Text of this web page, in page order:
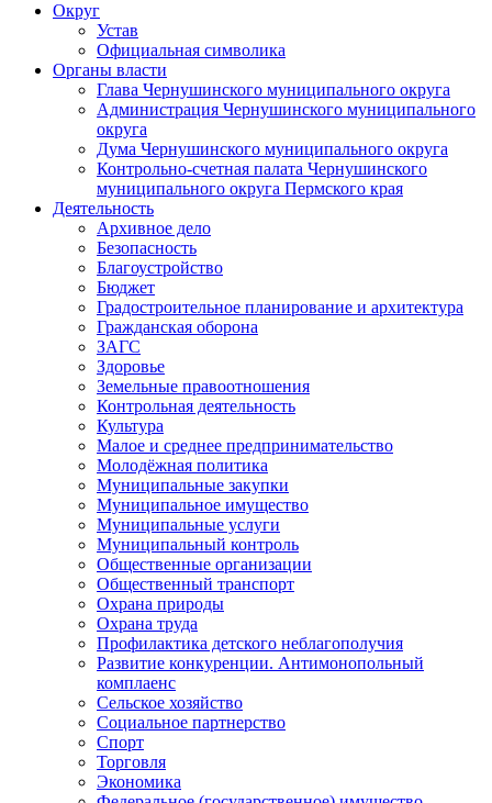
Округ
Устав
Официальная символика
Органы власти
Глава Чернушинского муниципального округа
Администрация Чернушинского муниципального
округа
Дума Чернушинского муниципального округа
Контрольно-счетная палата Чернушинского
муниципального округа Пермского края
Деятельность
Архивное дело
Безопасность
Благоустройство
Бюджет
Градостроительное планирование и архитектура
Гражданская оборона
ЗАГС
Здоровье
Земельные правоотношения
Контрольная деятельность
Культура
Малое и среднее предпринимательство
Молодёжная политика
Муниципальные закупки
Муниципальное имущество
Муниципальные услуги
Муниципальный контроль
Общественные организации
Общественный транспорт
Охрана природы
Охрана труда
Профилактика детского неблагополучия
Развитие конкуренции. Антимонопольный
комплаенс
Сельское хозяйство
Социальное партнерство
Спорт
Торговля
Экономика